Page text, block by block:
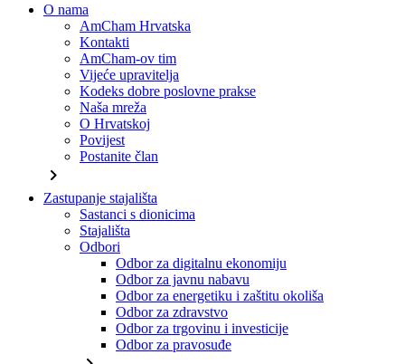
O nama
AmCham Hrvatska
Kontakti
AmCham-ov tim
Vijeće upravitelja
Kodeks dobre poslovne prakse
Naša mreža
O Hrvatskoj
Povijest
Postanite član
chevron_right
Zastupanje stajališta
Sastanci s dionicima
Stajališta
Odbori
Odbor za digitalnu ekonomiju
Odbor za javnu nabavu
Odbor za energetiku i zaštitu okoliša
Odbor za zdravstvo
Odbor za trgovinu i investicije
Odbor za pravosuđe